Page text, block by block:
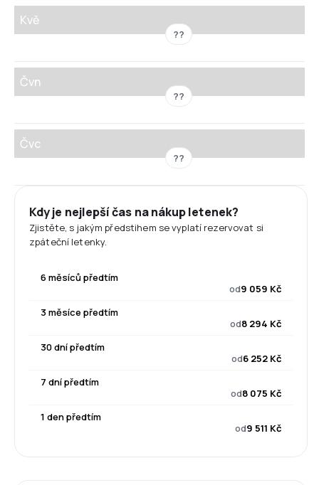
Kvě
??
Čvn
??
Čvc
??
Kdy je nejlepší čas na nákup letenek?
Zjistěte, s jakým předstihem se vyplatí rezervovat si
zpáteční letenky.
6 měsíců předtím
od9 059 Kč
3 měsíce předtím
od8 294 Kč
30 dní předtím
od6 252 Kč
7 dní předtím
od8 075 Kč
1 den předtím
od9 511 Kč